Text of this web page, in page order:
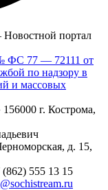
портал
ФС 77 — 72111 от
по надзору в
и массовых
г. Кострома,
д. 15,
555 13 15